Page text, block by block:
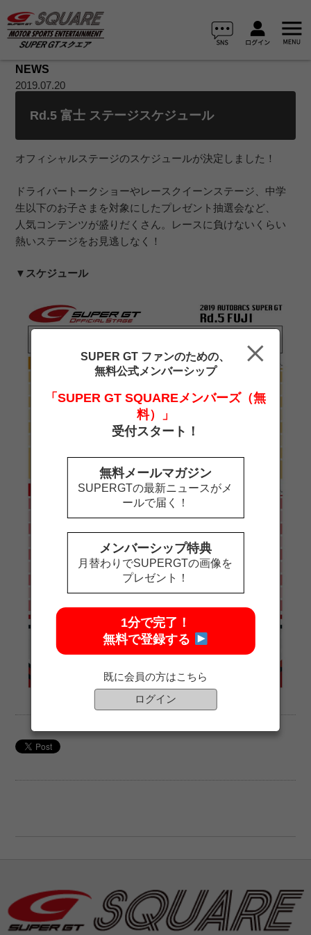
NEWS
2019.07.20
Rd.5 富士 ステージスケジュール
オフィシャルステージのスケジュールが決定しました！
ドライバートークショーやレースクイーンステージ、中学
生以下のお子さまを対象にしたプレゼント抽選会など、
人気コンテンツが盛りだくさん。レースに負けないくらい
熱いステージをお見逃しなく！
▼スケジュール
SUPER GT ファンのための、
無料公式メンバーシップ
「SUPER GT SQUAREメンバーズ（無
料）」
受付スタート！
無料メールマガジン
SUPERGTの最新ニュースがメ
ールで届く！
メンバーシップ特典
月替わりでSUPERGTの画像を
プレゼント！
1分で完了！
無料で登録する
既に会員の方はこちら
ログイン